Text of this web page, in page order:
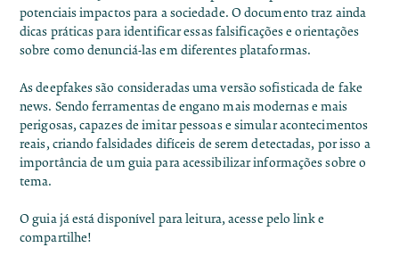
potenciais impactos para a sociedade. O documento traz ainda
dicas práticas para identificar essas falsificações e orientações
sobre como denunciá-las em diferentes plataformas.
As deepfakes são consideradas uma versão sofisticada de fake
news. Sendo ferramentas de engano mais modernas e mais
perigosas, capazes de imitar pessoas e simular acontecimentos
reais, criando falsidades difíceis de serem detectadas, por isso a
importância de um guia para acessibilizar informações sobre o
tema.
O guia já está disponível para leitura, acesse pelolinke
compartilhe!